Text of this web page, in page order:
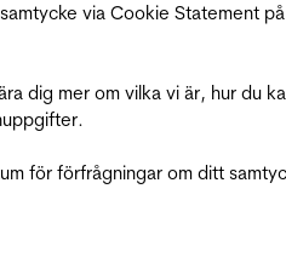
via Cookie Statement
dig mer om vilka vi är, hur du
för förfrågningar om ditt